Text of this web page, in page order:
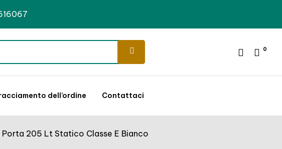
0
dell’ordine Contattaci
205 Lt Statico Classe E Bianco